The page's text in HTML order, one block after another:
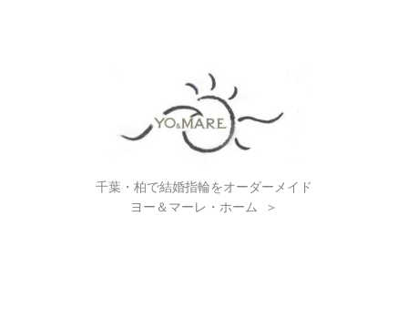
千葉・柏で結婚指輪をオーダーメイド
ヨー＆マーレ・ホーム
＞